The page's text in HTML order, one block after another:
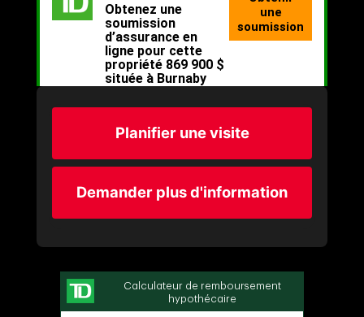
Planifier une visite
Demander plus d'information